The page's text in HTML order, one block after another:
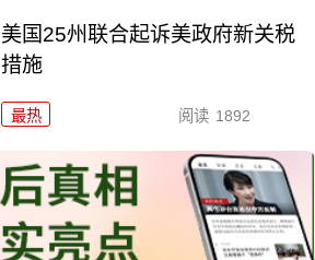
美国25州联合起诉美政府新关税
措施
最热 阅读 1892